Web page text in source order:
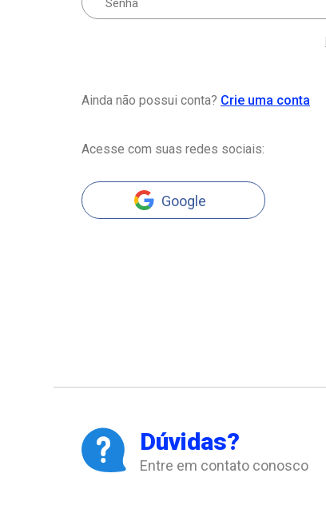
Ainda não possui conta? Crie uma conta
Acesse com suas redes sociais:
Google
Dúvidas?
Entre em contato conosco